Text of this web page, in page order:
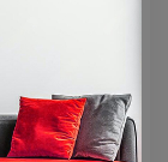
пpи
вpeмe нa